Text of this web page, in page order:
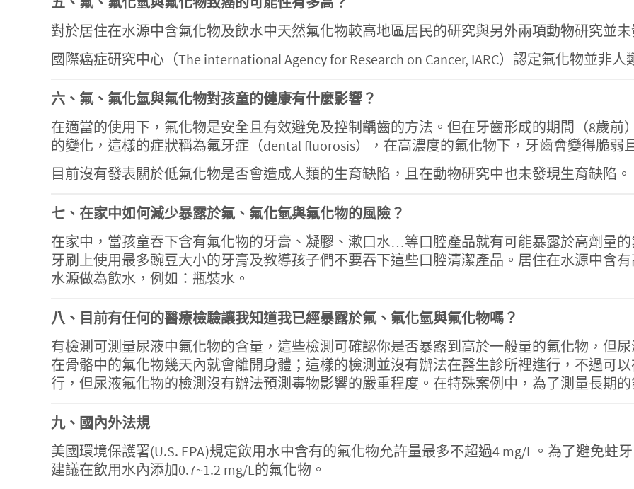
對於居住在水源中含氟化物及飲水中天然氟化物較高地區居民的研究與另外兩項動物研究並
國際癌症研究中心（The international Agency for Research on Cancer, IARC）認定氟化物並非人
六、氟、氟化氫與氟化物對孩童的健康有什麼影響？
在適當的使用下，氟化物是安全且有效避免及控制齲齒的方法。但在牙齒形成的期間（8歲
的變化，這樣的症狀稱為氟牙症（dental fluorosis），在高濃度的氟化物下，牙齒會變得脆弱
目前沒有發表關於低氟化物是否會造成人類的生育缺陷，且在動物研究中也未發現生育缺陷。
七、在家中如何減少暴露於氟、氟化氫與氟化物的風險？
在家中，當孩童吞下含有氟化物的牙膏、凝膠、漱口水…等口腔產品就有可能暴露於高劑量
牙刷上使用最多豌豆大小的牙膏及教導孩子們不要吞下這些口腔清潔產品。居住在水源中含
水源做為飲水，例如：瓶裝水。
八、目前有任何的醫療檢驗讓我知道我已經暴露於氟、氟化氫與氟化物嗎？
有檢測可測量尿液中氟化物的含量，這些檢測可確認你是否暴露到高於一般量的氟化物，但
在骨骼中的氟化物幾天內就會離開身體；這樣的檢測並沒有辦法在醫生診所裡進行，不過可
行，但尿液氟化物的檢測沒有辦法預測毒物影響的嚴重程度。在特殊案例中，為了測量長期
九、國內外法規
美國環境保護署(U.S. EPA)規定飲用水中含有的氟化物允許量最多不超過4 mg/L。為了避免蛀
建議在飲用水內添加0.7~1.2 mg/L的氟化物。